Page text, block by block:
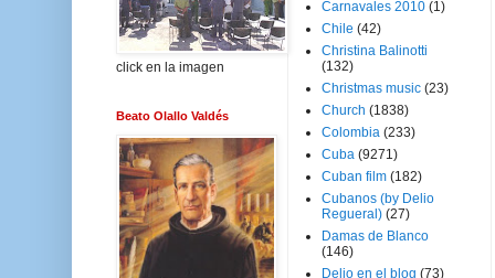
click en la imagen
Beato Olallo Valdés
Carnavales 2010 (1)
Chile (42)
Christina Balinotti
(132)
Christmas music (23)
Church (1838)
Colombia (233)
Cuba (9271)
Cuban film (182)
Cubanos (by Delio
Regueral) (27)
Damas de Blanco
(146)
Delio en el blog (73)